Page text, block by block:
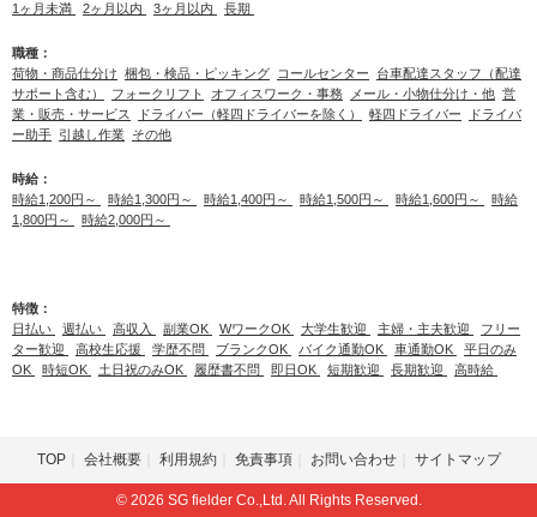
1ヶ月未満
2ヶ月以内 3ヶ月以内 長期
職種：
荷物・商品仕分け 梱包・検品・ピッキング コールセンター
台車配達スタッフ（配達
サポート含む）
フォークリフト オフィスワーク・事務 メール・小物仕分け・他 営
業・販売・サービス
ドライバー（軽四ドライバーを除く） 軽四ドライバー
ドライバ
ー助手 引越し作業 その他
時給：
時給1,200円～
時給1,300円～ 時給1,400円～ 時給1,500円～ 時給1,600円～
時給
1,800円～
時給2,000円～
特徴：
日払い
週払い 高収入 副業OK WワークOK 大学生歓迎 主婦・主夫歓迎
フリー
ター歓迎
高校生応援 学歴不問 ブランクOK バイク通勤OK 車通勤OK
平日のみ
OK
時短OK 土日祝のみOK 履歴書不問 即日OK 短期歓迎 長期歓迎 高時給
TOP 会社概要 利用規約 免責事項 お問い合わせ サイトマップ
© 2026 SG fielder Co.,Ltd. All Rights Reserved.